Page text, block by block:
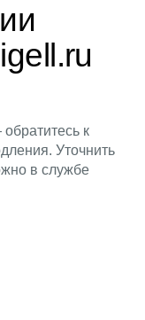
к
Уточнить
в службе